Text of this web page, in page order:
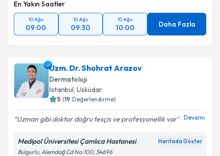
En Yakın Saatler
10 Ağu
09:00
10 Ağu
09:30
10 Ağu
10:00 Daha Fazla
Uzm. Dr. Shohrat Arazov
Dermatoloji
İstanbul, Üsküdar
5 (19 Değerlendirme)
Uzman gibi doktor doğru tesçis ve profesyonellik var Devamı
Medipol Üniversitesi Çamlıca Hastanesi Haritada Göster
Bulgurlu, Alemdağ Cd No:100, 34696